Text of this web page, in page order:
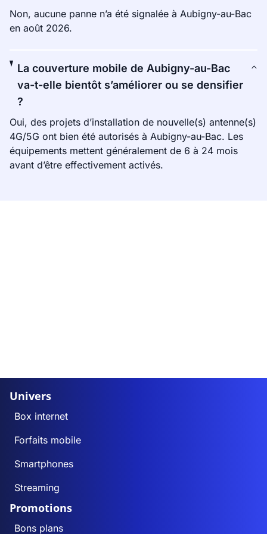
Non, aucune panne n’a été signalée à Aubigny-au-Bac
en août 2026.
La couverture mobile de Aubigny-au-Bac
va-t-elle bientôt s’améliorer ou se densifier
?
Oui, des projets d’installation de nouvelle(s) antenne(s)
4G/5G ont bien été autorisés à Aubigny-au-Bac. Les
équipements mettent généralement de 6 à 24 mois
avant d’être effectivement activés.
Univers
Box internet
Forfaits mobile
Smartphones
Streaming
Promotions
Bons plans